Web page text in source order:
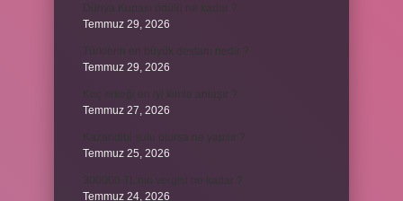
Temmuz 29, 2026
Temmuz 29, 2026
Temmuz 27, 2026
Temmuz 25, 2026
Temmuz 24, 2026